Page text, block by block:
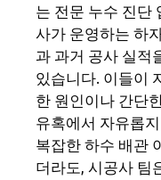
는 전문 누수 진단
사가 운영하는 하
과 과거 공사 실적
있습니다. 이들이
한 원인이나 간단
유혹에서 자유롭
복잡한 하수 배관
더라도, 시공사 팀